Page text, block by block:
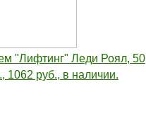
"Лифтинг" Леди Роял, 50
1062 руб., в наличии.